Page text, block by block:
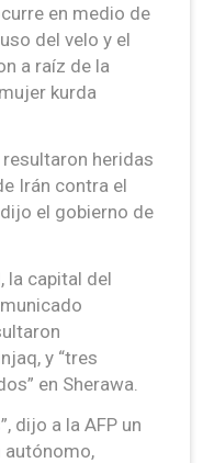
en medio de
del velo y el
a raíz de la
kurda
heridas
Irán contra el
el gobierno de
la capital del
y “tres
en Sherawa.
dijo a la AFP un
autónomo,